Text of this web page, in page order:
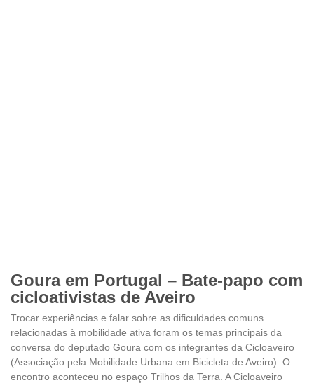
Goura em Portugal – Bate-papo com
cicloativistas de Aveiro
Trocar experiências e falar sobre as dificuldades comuns
relacionadas à mobilidade ativa foram os temas principais da
conversa do deputado Goura com os integrantes da Cicloaveiro
(Associação pela Mobilidade Urbana em Bicicleta de Aveiro). O
encontro aconteceu no espaço Trilhos da Terra. A Cicloaveiro